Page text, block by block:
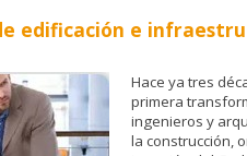
edificación e
Hace ya tres
primera
ingenieros y
la construcción,